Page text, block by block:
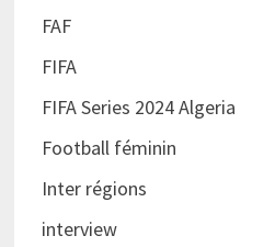
FAF
FIFA
FIFA Series 2024 Algeria
Football féminin
Inter régions
interview